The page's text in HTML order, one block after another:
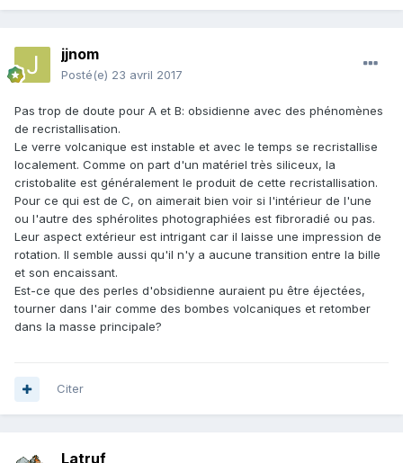
jjnom
Posté(e) 23 avril 2017
Pas trop de doute pour A et B: obsidienne avec des phénomènes
de recristallisation.
Le verre volcanique est instable et avec le temps se recristallise
localement. Comme on part d'un matériel très siliceux, la
cristobalite est généralement le produit de cette recristallisation.
Pour ce qui est de C, on aimerait bien voir si l'intérieur de l'une
ou l'autre des sphérolites photographiées est fibroradié ou pas.
Leur aspect extérieur est intrigant car il laisse une impression de
rotation. Il semble aussi qu'il n'y a aucune transition entre la bille
et son encaissant.
Est-ce que des perles d'obsidienne auraient pu être éjectées,
tourner dans l'air comme des bombes volcaniques et retomber
dans la masse principale?
Citer
Latruf